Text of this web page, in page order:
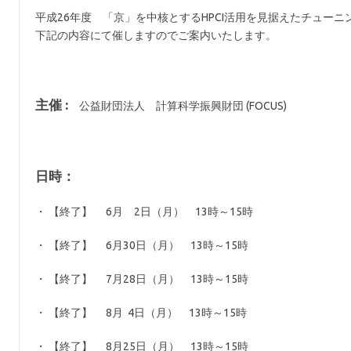
平成26年度 「京」を中核とするHPCI活用を見据えたチューニ
下記の内容にて催しますのでご案内いたします。
主催 : 公益財団法人 計算科学振興財団 (FOCUS)
日時：
・ 【終了】 6月 2日（月） 13時～15時
・ 【終了】 6月30日（月） 13時～15時
・ 【終了】 7月28日（月） 13時～15時
・ 【終了】 8月 4日（月） 13時～15時
・ 【終了】 8月25日（月） 13時～15時